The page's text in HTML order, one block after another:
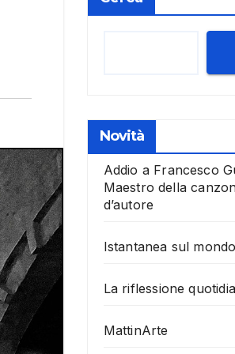
Novità
Addio a Francesco
Maestro della
d’autore
Istantanea sul mondo
La riflessione
MattinArte